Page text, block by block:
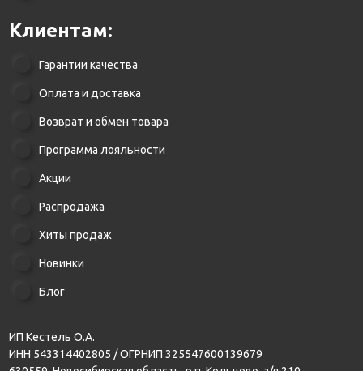
Клиентам:
Гарантии качества
Оплата и доставка
Возврат и обмен товара
Программа лояльности
Акции
Распродажа
Хиты продаж
Новинки
Блог
ИП Кестель О.А.
ИНН 543314402805 / ОГРНИП 325547600139679